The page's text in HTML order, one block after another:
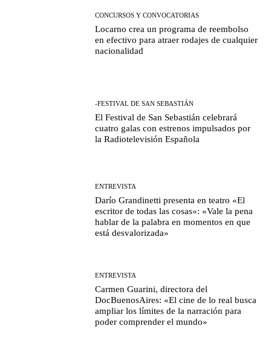
CONCURSOS Y CONVOCATORIAS
Locarno crea un programa de reembolso
en efectivo para atraer rodajes de cualquier
nacionalidad
-FESTIVAL DE SAN SEBASTIÁN
El Festival de San Sebastián celebrará
cuatro galas con estrenos impulsados por
la Radiotelevisión Española
ENTREVISTA
Darío Grandinetti presenta en teatro «El
escritor de todas las cosas»: «Vale la pena
hablar de la palabra en momentos en que
está desvalorizada»
ENTREVISTA
Carmen Guarini, directora del
DocBuenosAires: «El cine de lo real busca
ampliar los límites de la narración para
poder comprender el mundo»